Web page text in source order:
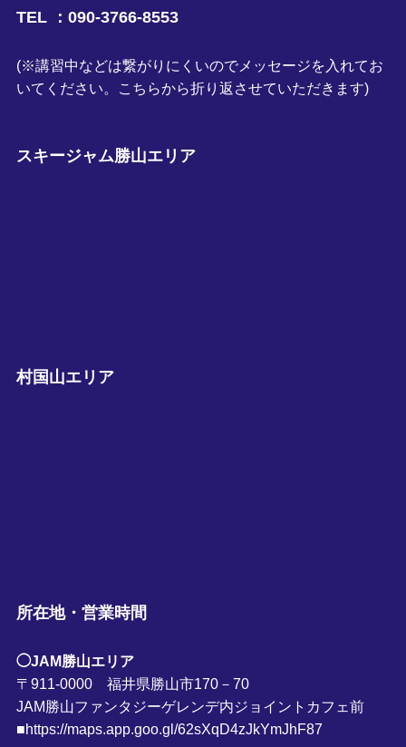
TEL ：090-3766-8553
(※講習中などは繋がりにくいのでメッセージを入れてお
いてください。こちらから折り返させていただきます)
スキージャム勝山エリア
村国山エリア
所在地・営業時間
◯JAM勝山エリア
〒911-0000 福井県勝山市170－70
JAM勝山ファンタジーゲレンデ内ジョイントカフェ前
■https://maps.app.goo.gl/62sXqD4zJkYmJhF87